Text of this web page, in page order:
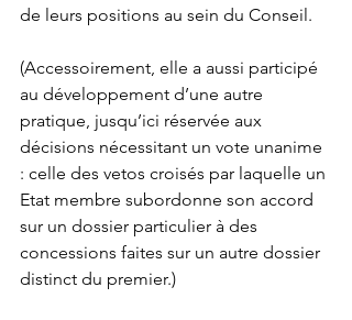
de leurs positions au sein du Conseil.
(Accessoirement, elle a aussi participé
au développement d’une autre
pratique, jusqu’ici réservée aux
décisions nécessitant un vote unanime
: celle des vetos croisés par laquelle un
Etat membre subordonne son accord
sur un dossier particulier à des
concessions faites sur un autre dossier
distinct du premier.)